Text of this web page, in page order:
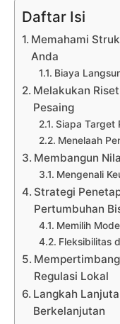
Daftar Isi
Memahami
Anda
Biaya
Melakukan
Pesaing
Siapa Target
Menelaah
Membangun
Mengenali
Strategi
Pertumbuhan
Memilih
Fleksibilitas
Regulasi Lokal
Langkah
Berkelanjutan